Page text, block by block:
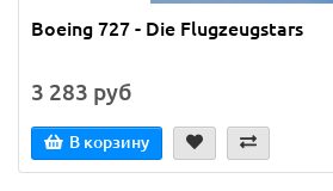
Boeing 727 - Die Flugzeugstars
3 283 руб
В корзину